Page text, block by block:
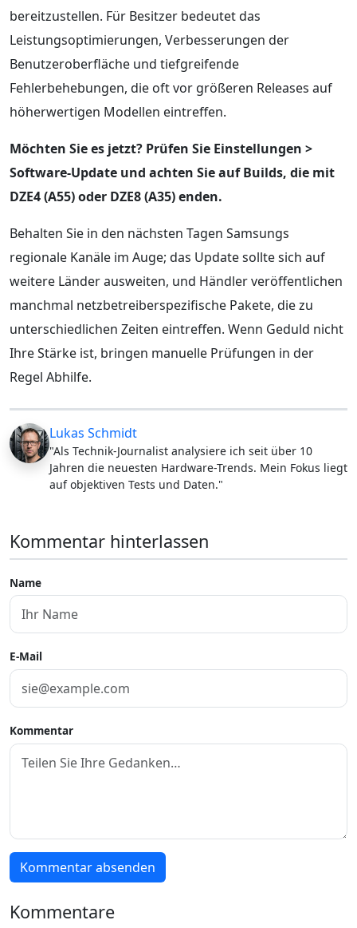
bereitzustellen. Für Besitzer bedeutet das
Leistungsoptimierungen, Verbesserungen der
Benutzeroberfläche und tiefgreifende
Fehlerbehebungen, die oft vor größeren Releases auf
höherwertigen Modellen eintreffen.
Möchten Sie es jetzt? Prüfen Sie Einstellungen >
Software-Update und achten Sie auf Builds, die mit
DZE4 (A55) oder DZE8 (A35) enden.
Behalten Sie in den nächsten Tagen Samsungs
regionale Kanäle im Auge; das Update sollte sich auf
weitere Länder ausweiten, und Händler veröffentlichen
manchmal netzbetreiberspezifische Pakete, die zu
unterschiedlichen Zeiten eintreffen. Wenn Geduld nicht
Ihre Stärke ist, bringen manuelle Prüfungen in der
Regel Abhilfe.
Lukas Schmidt
"Als Technik-Journalist analysiere ich seit über 10
Jahren die neuesten Hardware-Trends. Mein Fokus liegt
auf objektiven Tests und Daten."
Kommentar hinterlassen
Name
E-Mail
Kommentar
Kommentar absenden
Kommentare